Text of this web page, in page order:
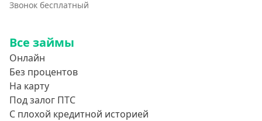
Звонок бесплатный
Все займы
Онлайн
Без процентов
На карту
Под залог ПТС
С плохой кредитной историей